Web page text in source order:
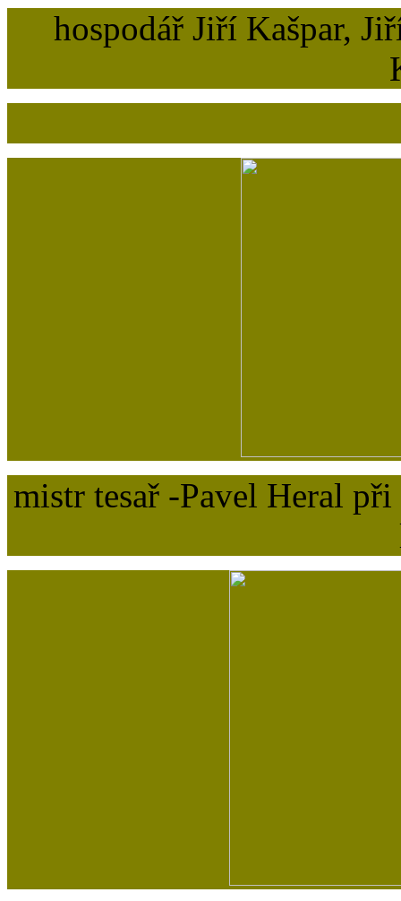
hospodář Jiří Kašpar,
mistr tesař -Pavel Heral